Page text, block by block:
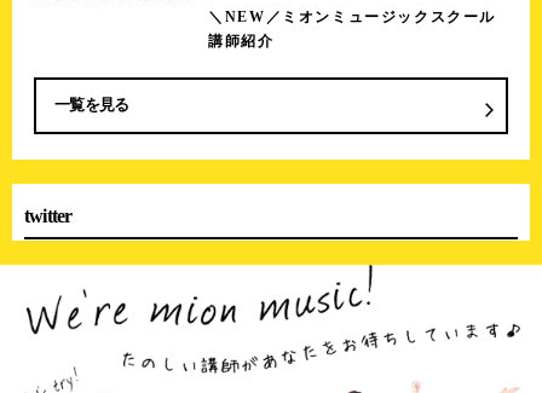
＼NEW／ミオンミュージックスクール
講師紹介
一覧を見る
twitter